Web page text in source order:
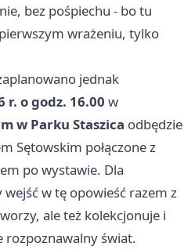
bez pośpiechu - bo tu
wrażeniu, tylko
jednak
r. o godz. 16.00 w
w Parku Staszica odbędzie
Sętowskim połączone z
po wystawie. Dla
w tę opowieść razem z
ale też kolekcjonuje i
rozpoznawalny świat.